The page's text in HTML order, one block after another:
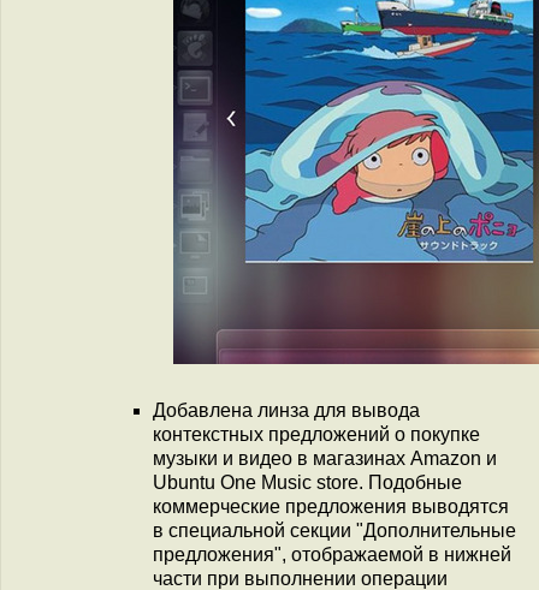
Добавлена линза для вывода
контекстных предложений о покупке
музыки и видео в магазинах Amazon и
Ubuntu One Music store. Подобные
коммерческие предложения выводятся
в специальной секции "Дополнительные
предложения", отображаемой в нижней
части при выполнении операции